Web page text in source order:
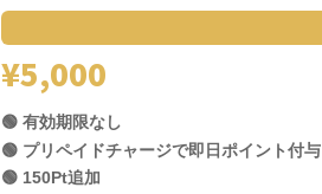
¥5,000
🟢 有効期限なし
🟢 プリペイドチャージで即日ポイント付与
🟢 150Pt追加